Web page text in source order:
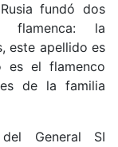
fundó dos
la
este apellido es
es el flamenco
de la familia
General SI